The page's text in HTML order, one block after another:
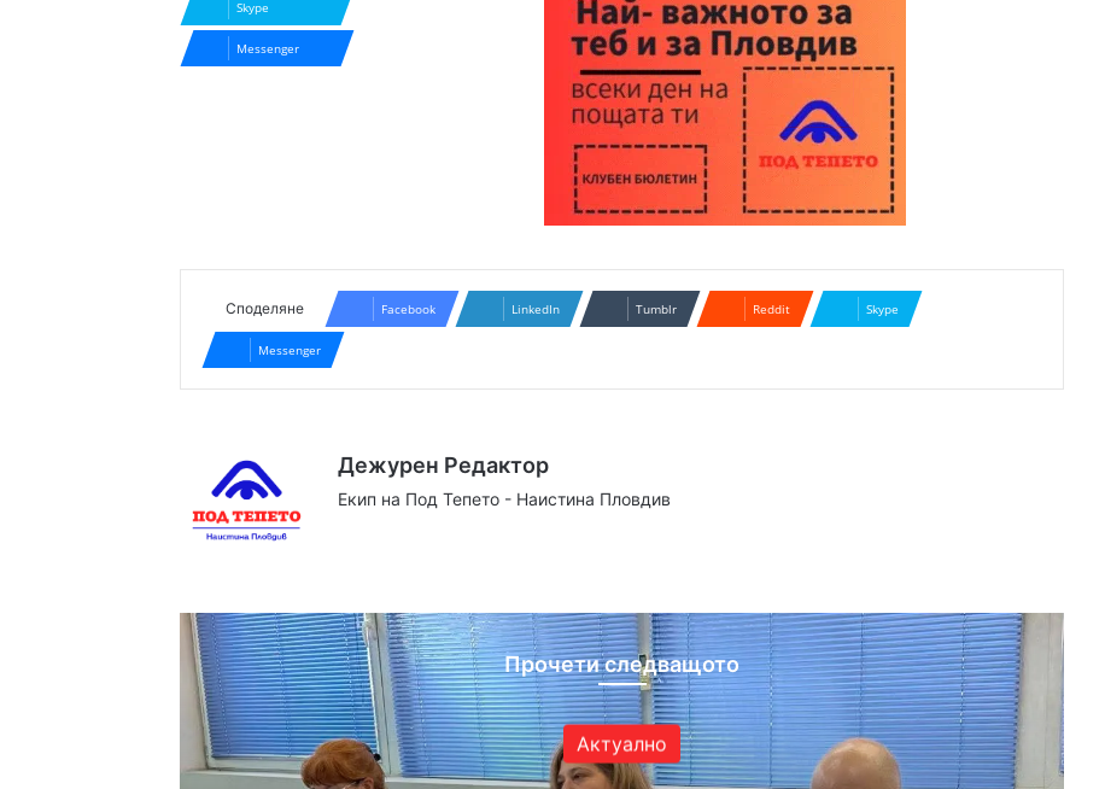
Skype
Messenger
Споделяне Facebook LinkedIn Tumblr Reddit Skype
Messenger
Дежурен Редактор
Екип на Под Тепето - Наистина Пловдив
Прочети следващото
Актуално